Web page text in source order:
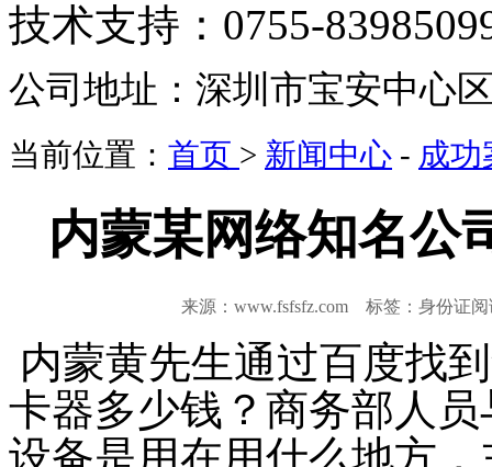
技术支持：0755-
公司地址： 深圳 市宝安中心
当前位置： 首页 > 新闻中心 - 成功
内蒙某网络知名公
来源：www.fsfsfz.com 标签：身份证
内蒙黄先生通过百度找
卡器多少钱？商务部人
设备是用在用什么地方